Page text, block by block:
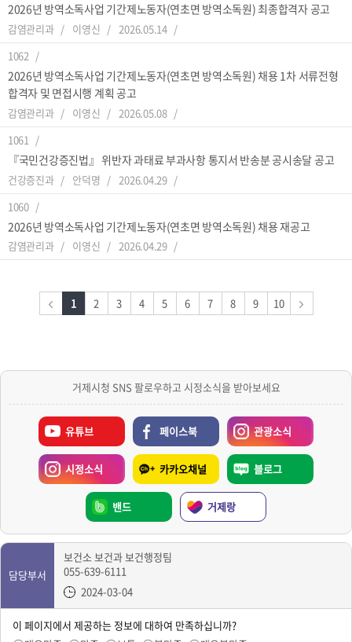
2026년 방역소독사업 기간제노동자(연초면 방역소독원) 최종합격자 공고
감염관리과 이영신
2026.05.14
1062
2026년 방역소독사업 기간제노동자(연초면 방역소독원) 채용 1차 서류전형
합격자 및 면접시행 계획 공고
감염관리과 이영신
2026.05.08
1061
『국민건강증진법』 위반자 과태료 부과사항 통지서 반송분 공시송달 공고
건강증진과 안덕명
2026.04.29
1060
2026년 방역소독사업 기간제노동자(연초면 방역소독원) 채용 재공고
감염관리과 이영신 2026.04.29
1 2 3 4 5 6 7 8 9 10
거제시청 SNS 팔로우하고 시정소식을 받아보세요
유튜브 페이스북 관광소식
시정소식 카카오채널 블로그
밴드 거제랑
담당부서
보건소 보건과 보건행정팀
055-639-6111
2024-03-04
이 페이지에서 제공하는 정보에 대하여 만족하십니까?